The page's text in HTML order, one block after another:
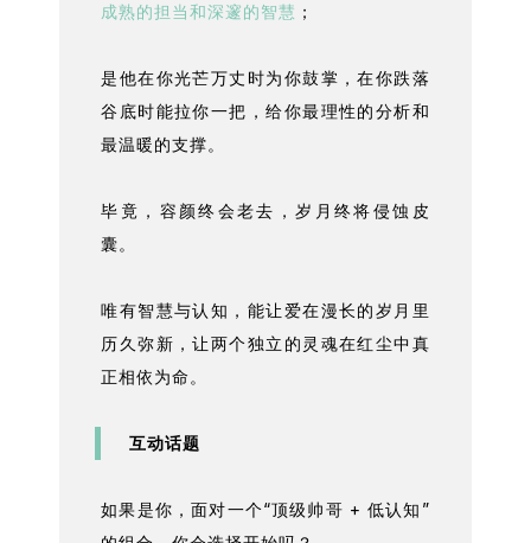
成熟的担当和深邃的智慧 ；
是他在你光芒万丈时为你鼓掌，在你跌落
谷底时能拉你一把，给你最理性的分析和
最温暖的支撑。
毕竟，容颜终会老去，岁月终将侵蚀皮
囊。
唯有智慧与认知，能让爱在漫长的岁月里
历久弥新，让两个独立的灵魂在红尘中真
正相依为命。
互动话题
如果是你，面对一个“顶级帅哥 + 低认知”